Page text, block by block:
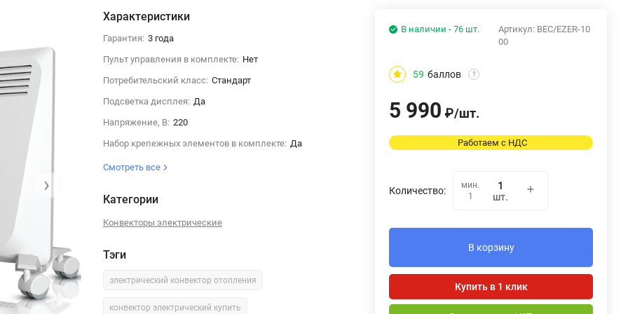
›
Характеристики
Гарантия: 3 года
Пульт управления в комплекте: Нет
Потребительский класс: Стандарт
Подсветка дисплея: Да
Напряжение, В: 220
Набор крепежных элементов в комплекте: Да
Смотреть все
Категории
Конвекторы электрические
Тэги
электрический конвектор отопления
конвектор электрический купить
Артикул: BEC/EZER-10
00
В наличии - 76 шт.
59 баллов ?
5 990 ₽/шт.
Работаем с НДС
Количество:
мин.
1
шт.
В корзину
Купить в 1 клик